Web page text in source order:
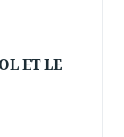
ET LE